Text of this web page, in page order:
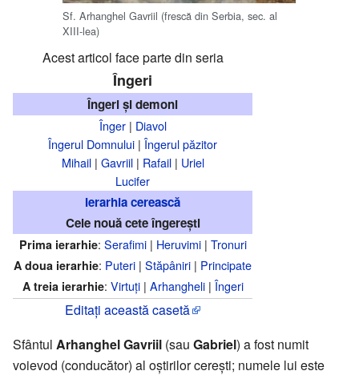
Sf. Arhanghel Gavriil (frescă din Serbia, sec. al
XIII-lea)
Acest articol face parte din seria
Îngeri
Îngeri și demoni
Înger| Diavol
Îngerul Domnului | Îngerul păzitor
Mihail| Gavriil| Rafail| Uriel
Lucifer
Ierarhia cerească
Cele nouă cete îngerești
Prima ierarhie: Serafimi| Heruvimi| Tronuri
A doua ierarhie: Puteri | Stăpâniri | Principate
A treia ierarhie: Virtuți| Arhangheli| Îngeri
Editați această casetă
Sfântul Arhanghel Gavriil (sau Gabriel) a fost numit
voievod (conducător) al oștirilor cerești; numele lui este